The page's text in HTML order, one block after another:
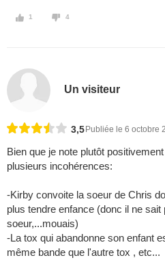
1 4
Un visiteur
3,5 Publiée le 6 octobre
Bien que je note plutôt
plusieurs incohérences:
-Kirby convoite la soeur de Chris
plus tendre enfance (donc il ne
soeur,...mouais)
-La tox qui abandonne son enfant
même bande que l'autre tox , etc...